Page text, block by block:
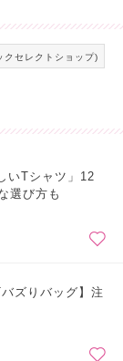
セレクトショップ)
いTシャツ」12
選び方も
ズりバッグ】注